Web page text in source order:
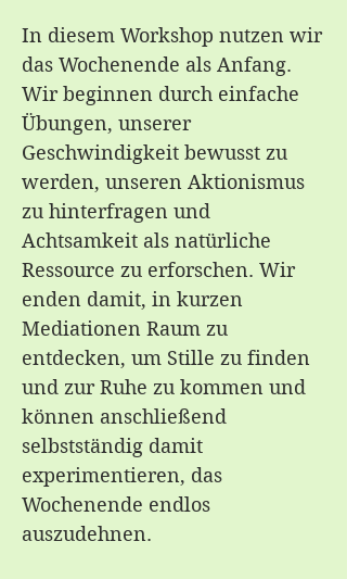
In diesem Workshop nutzen wir
das Wochenende als Anfang.
Wir beginnen durch einfache
Übungen, unserer
Geschwindigkeit bewusst zu
werden, unseren Aktionismus
zu hinterfragen und
Achtsamkeit als natürliche
Ressource zu erforschen. Wir
enden damit, in kurzen
Mediationen Raum zu
entdecken, um Stille zu finden
und zur Ruhe zu kommen und
können anschließend
selbstständig damit
experimentieren, das
Wochenende endlos
auszudehnen.